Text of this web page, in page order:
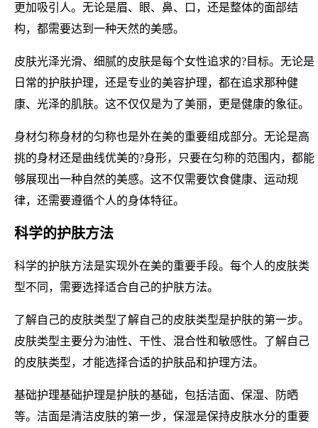
更加吸引人。无论是眉、眼、鼻、口，还是整体的面部结
构，都需要达到一种天然的美感。
皮肤光泽光滑、细腻的皮肤是每个女性追求的?目标。无论是
日常的护肤护理，还是专业的美容护理，都在追求那种健
康、光泽的肌肤。这不仅仅是为了美丽，更是健康的象征。
身材匀称身材的匀称也是外在美的重要组成部分。无论是高
挑的身材还是曲线优美的?身形，只要在匀称的范围内，都能
够展现出一种自然的美感。这不仅需要饮食健康、运动规
律，还需要遵循个人的身体特征。
科学的护肤方法
科学的护肤方法是实现外在美的重要手段。每个人的皮肤类
型不同，需要选择适合自己的护肤方法。
了解自己的皮肤类型了解自己的皮肤类型是护肤的第一步。
皮肤类型主要分为油性、干性、混合性和敏感性。了解自己
的皮肤类型，才能选择合适的护肤品和护理方法。
基础护理基础护理是护肤的基础，包括洁面、保湿、防晒
等。洁面是清洁皮肤的第一步，保湿是保持皮肤水分的重要